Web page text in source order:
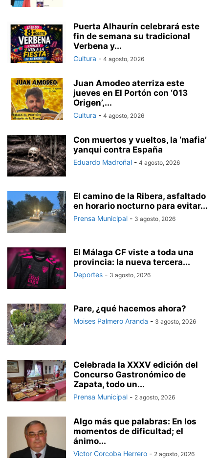
Puerta Alhaurín celebrará este
fin de semana su tradicional
Verbena y...
Cultura - 4 agosto, 2026
Juan Amodeo aterriza este
jueves en El Portón con ‘013
Origen’,...
Cultura - 4 agosto, 2026
Con muertos y vueltos, la ‘mafia’
yanqui contra España
Eduardo Madroñal - 4 agosto, 2026
El camino de la Ribera, asfaltado
en horario nocturno para evitar...
Prensa Municipal - 3 agosto, 2026
El Málaga CF viste a toda una
provincia: la nueva tercera...
Deportes - 3 agosto, 2026
Pare, ¿qué hacemos ahora?
Moises Palmero Aranda - 3 agosto, 2026
Celebrada la XXXV edición del
Concurso Gastronómico de
Zapata, todo un...
Prensa Municipal - 2 agosto, 2026
Algo más que palabras: En los
momentos de dificultad; el
ánimo...
Victor Corcoba Herrero - 2 agosto, 2026